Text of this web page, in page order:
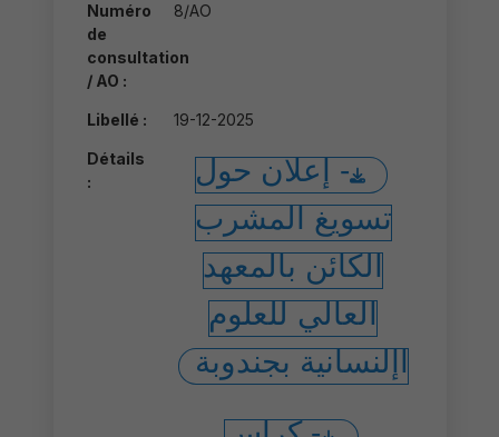
Numéro
de
consultation
/ AO :
8/AO
Libellé : 19-12-2025
Détails
:
- إعلان حول
تسويغ المشرب
الكائن بالمعهد
العالي للعلوم
اإلنسانية بجندوبة